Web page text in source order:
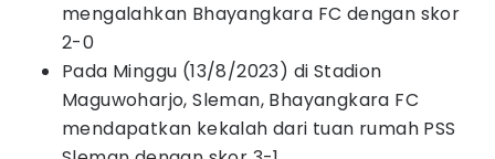
mengalahkan Bhayangkara FC dengan skor
2-0
Pada Minggu (13/8/2023) di Stadion
Maguwoharjo, Sleman, Bhayangkara FC
mendapatkan kekalah dari tuan rumah PSS